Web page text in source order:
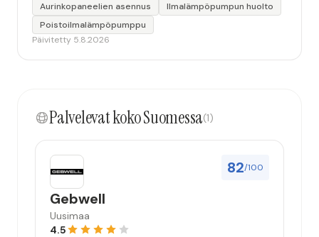
Aurinkopaneelien asennus
Ilmalämpöpumpun huolto
Poistoilmalämpöpumppu
Päivitetty 5.8.2026
Palvelevat koko Suomessa(1)
82/100
Gebwell
Uusimaa
4.5